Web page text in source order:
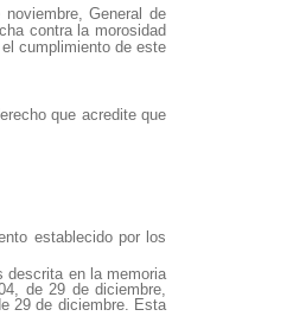
General de
contra la morosidad
cumplimiento de este
que acredite que
establecido por los
descrita en la memoria
de 29 de diciembre,
29 de diciembre. Esta